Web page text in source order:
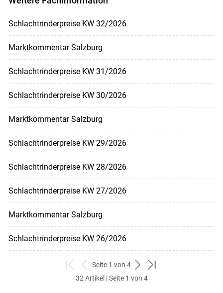
Schlachtrinderpreise KW 32/2026
Marktkommentar Salzburg
Schlachtrinderpreise KW 31/2026
Schlachtrinderpreise KW 30/2026
Marktkommentar Salzburg
Schlachtrinderpreise KW 29/2026
Schlachtrinderpreise KW 28/2026
Schlachtrinderpreise KW 27/2026
Marktkommentar Salzburg
Schlachtrinderpreise KW 26/2026
zum
ersten
zurück
zum
Seite 1 von 4
weiter
zum
zum
32 Artikel | Seite 1 von 4